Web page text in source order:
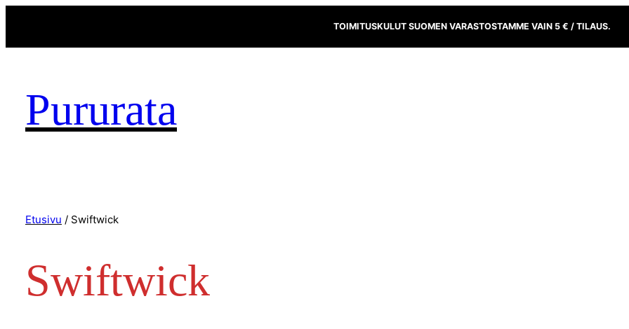
TOIMITUSKULUT SUOMEN VARASTOSTAMME VAIN 5 € / TILAUS.
Pururata
Etusivu / Swiftwick
Swiftwick